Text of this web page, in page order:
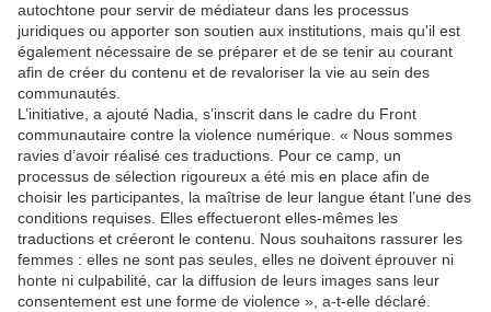
autochtone pour servir de médiateur dans les processus
juridiques ou apporter son soutien aux institutions, mais qu'il est
également nécessaire de se préparer et de se tenir au courant
afin de créer du contenu et de revaloriser la vie au sein des
communautés.
L’initiative, a ajouté Nadia, s’inscrit dans le cadre du Front
communautaire contre la violence numérique. « Nous sommes
ravies d’avoir réalisé ces traductions. Pour ce camp, un
processus de sélection rigoureux a été mis en place afin de
choisir les participantes, la maîtrise de leur langue étant l’une des
conditions requises. Elles effectueront elles-mêmes les
traductions et créeront le contenu. Nous souhaitons rassurer les
femmes : elles ne sont pas seules, elles ne doivent éprouver ni
honte ni culpabilité, car la diffusion de leurs images sans leur
consentement est une forme de violence », a-t-elle déclaré.